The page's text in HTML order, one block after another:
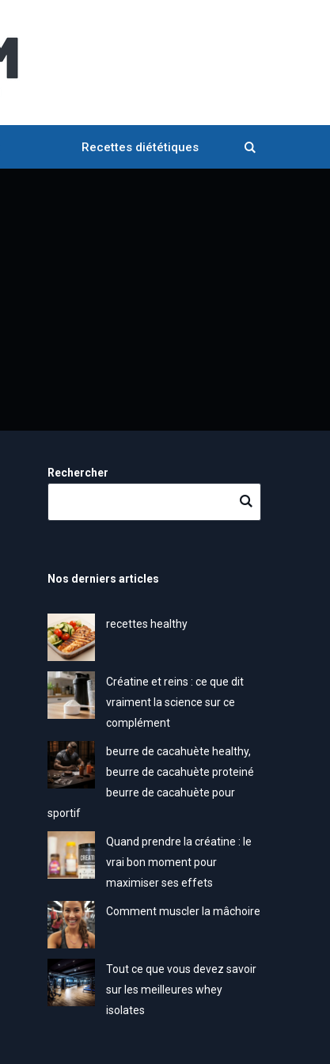
Recettes diététiques
Rechercher
Nos derniers articles
recettes healthy
Créatine et reins : ce que dit
vraiment la science sur ce
complément
beurre de cacahuète healthy,
beurre de cacahuète proteiné
beurre de cacahuète pour
sportif
Quand prendre la créatine : le
vrai bon moment pour
maximiser ses effets
Comment muscler la mâchoire
Tout ce que vous devez savoir
sur les meilleures whey
isolates